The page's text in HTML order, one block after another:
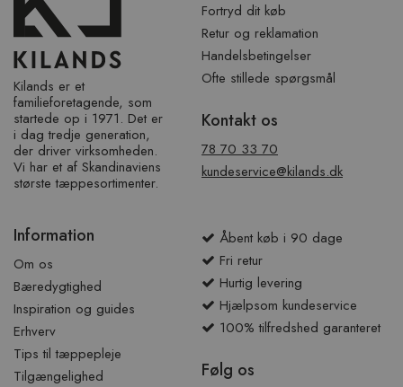
Kilands er et
familieforetagende, som
startede op i 1971. Det er
i dag tredje generation,
der driver virksomheden.
Vi har et af ​​Skandinaviens
største tæppesortimenter.
Fortryd dit køb
Retur og reklamation
Handelsbetingelser
Ofte stillede spørgsmål
Kontakt os
78 70 33 70
kundeservice@kilands.dk
Information
Om os
Bæredygtighed
Inspiration og guides
Erhverv
Tips til tæppepleje
Tilgængelighed
Åbent køb i 90 dage
Fri retur
Hurtig levering
Hjælpsom kundeservice
100% tilfredshed garanteret
Følg os